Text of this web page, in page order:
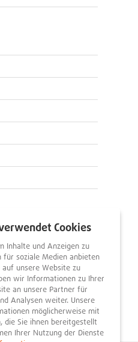
Cookies
Inhalte und Anzeigen zu
für soziale Medien anbieten
unsere Website zu
wir Informationen zu Ihrer
an unsere Partner für
Analysen weiter. Unsere
möglicherweise mit
die Sie ihnen bereitgestellt
Ihrer Nutzung der Dienste